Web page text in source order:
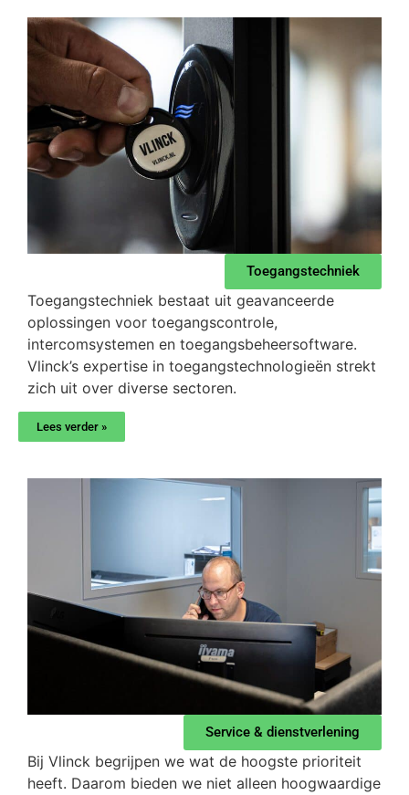
Toegangstechniek
Toegangstechniek bestaat uit geavanceerde
oplossingen voor toegangscontrole,
intercomsystemen en toegangsbeheersoftware.
Vlinck’s expertise in toegangstechnologieën strekt
zich uit over diverse sectoren.
Lees verder »
Service & dienstverlening
Bij Vlinck begrijpen we wat de hoogste prioriteit
heeft. Daarom bieden we niet alleen hoogwaardige